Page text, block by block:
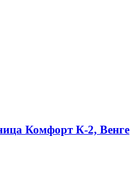
Комфорт К-2, Венге